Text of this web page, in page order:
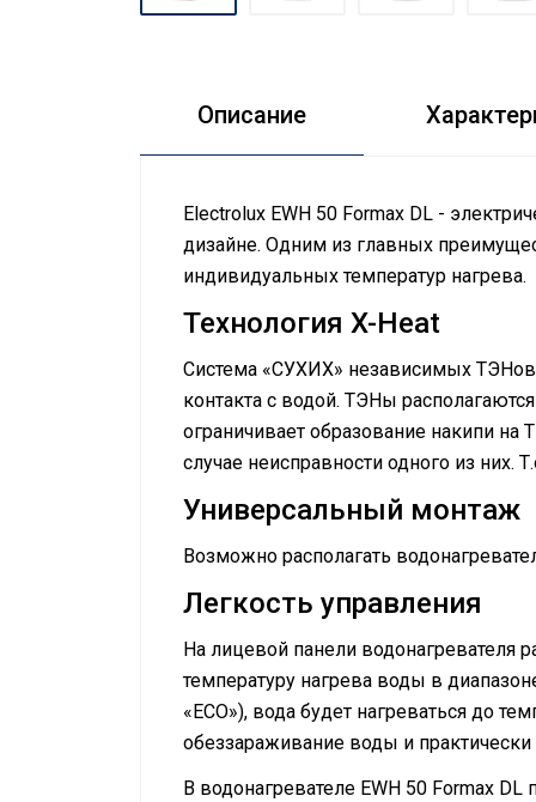
Описание
Electrolux EWH 50 Formax DL -
дизайне. Одним из главных
индивидуальных температур нагрева.
Технология X-Heat
Cистема «СУХИХ» независимых ТЭНов
контакта с водой. ТЭНы
ограничивает образование накипи
случае неисправности одного из них.
Универсальный монтаж
Возможно располагать
Легкость управления
На лицевой панели водонагревателя
температуру нагрева воды в
«ЕCO»), вода будет нагреваться до
обеззараживание воды и практически
В водонагревателе EWH 50 Formax